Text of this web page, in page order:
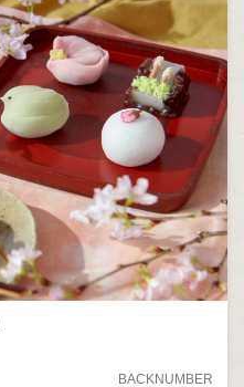
BACKNUMBER